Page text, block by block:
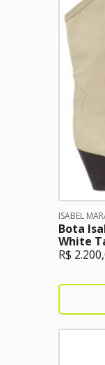
ISABEL
Bota
White
R$